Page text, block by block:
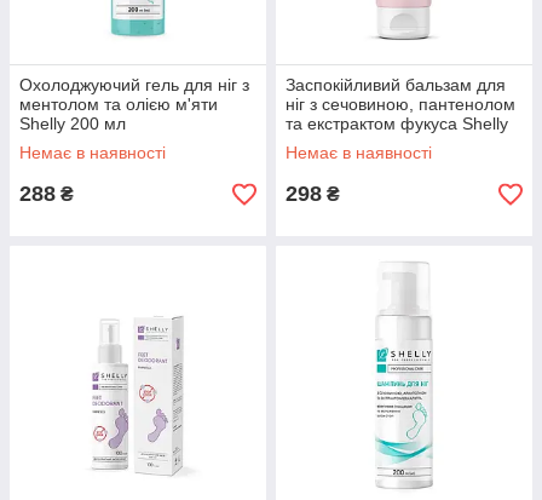
Охолоджуючий гель для ніг з
ментолом та олією м'яти
Shelly 200 мл
Немає в наявності
288 ₴
Заспокійливий бальзам для
ніг з сечовиною, пантенолом
та екстрактом фукуса Shelly
100 мл
Немає в наявності
298 ₴